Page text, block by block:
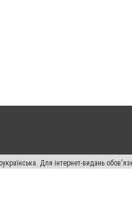
Для інтернет-видань